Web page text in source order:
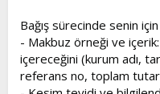
Bağış sürecinde senin
- Makbuz örneği ve
içereceğini (kurum adı,
referans no, toplam